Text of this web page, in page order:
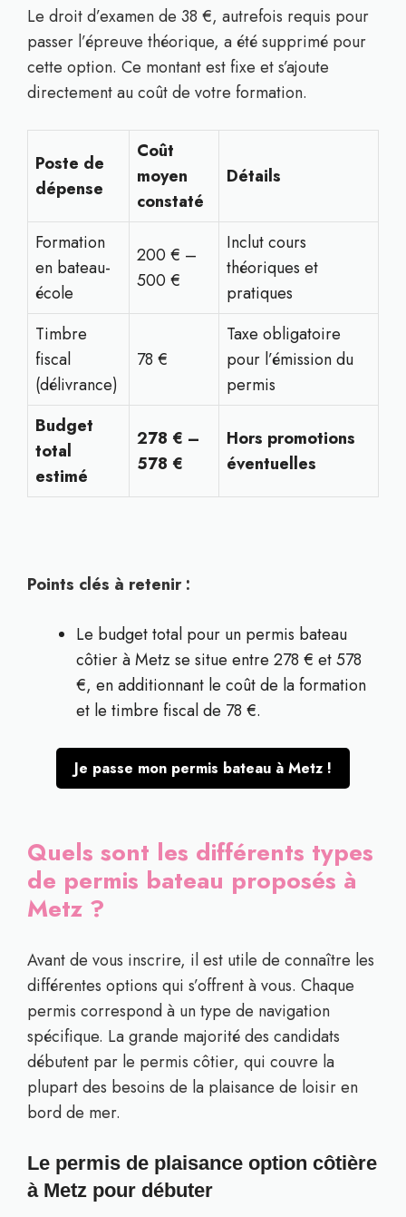
Le droit d’examen de 38 €, autrefois requis pour
passer l’épreuve théorique, a été supprimé pour
cette option. Ce montant est fixe et s’ajoute
directement au coût de votre formation.
Poste de
dépense
Coût
moyen
constaté
Détails
Formation
en bateau-
école
200 € –
500 €
Inclut cours
théoriques et
pratiques
Timbre
fiscal
(délivrance)
78 €
Taxe obligatoire
pour l’émission du
permis
Budget
total
estimé
278 € –
578 €
Hors promotions
éventuelles
Points clés à retenir :
Le budget total pour un permis bateau
côtier à Metz se situe entre 278 € et 578
€, en additionnant le coût de la formation
et le timbre fiscal de 78 €.
Je passe mon permis bateau à Metz !
Quels sont les différents types
de permis bateau proposés à
Metz ?
Avant de vous inscrire, il est utile de connaître les
différentes options qui s’offrent à vous. Chaque
permis correspond à un type de navigation
spécifique. La grande majorité des candidats
débutent par le permis côtier, qui couvre la
plupart des besoins de la plaisance de loisir en
bord de mer.
Le permis de plaisance option côtière
à Metz pour débuter